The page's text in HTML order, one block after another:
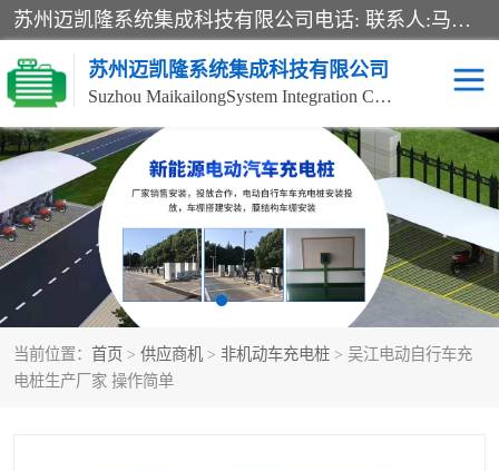
苏州迈凯隆系统集成科技有限公司电话: 联系人:马杰森 销售安装视频监控、报警系统、电话交换机、门禁考勤、巡更系统、呼叫对讲系统、停车场道闸、智能家居、广播系统、综合布线、办公设备、电子商务软件、网络工程、酒店门锁系列 系统集成、VOD视频点播、LED显示屏、节能产品、USP电源、收银机等弱电及智能化项目。
苏州迈凯隆系统集成科技有限公司
Suzhou MaikailongSystem Integration Co., Ltd.
当前位置： 首页 > 供应商机 > 非机动车充电桩 > 吴江电动自行车充
电桩生产厂家 操作简单
非机动车充电桩 电瓶车充电桩
电动自行车充电桩 两轮电动车充电桩
充电桩